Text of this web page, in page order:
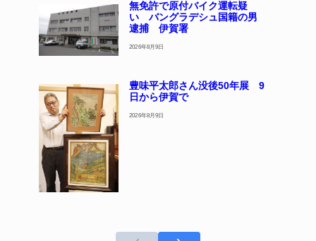
無免許で原付バイク運転疑
い バングラデシュ国籍の男
逮捕 伊賀署
2026年8月9日
豊味平太郎さん没後50年展 9
日から伊賀で
2026年8月9日